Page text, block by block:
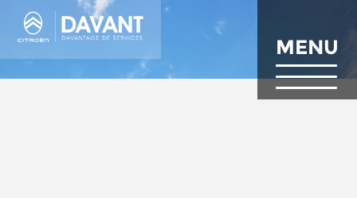
contenu
principal
MENU